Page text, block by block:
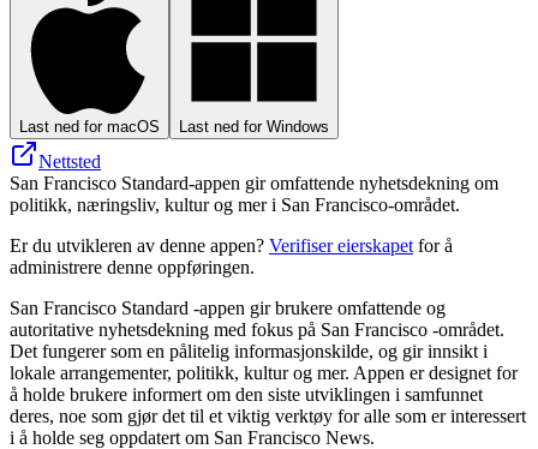
Last ned for macOS Last ned for Windows
Nettsted
San Francisco Standard-appen gir omfattende nyhetsdekning om
politikk, næringsliv, kultur og mer i San Francisco-området.
Er du utvikleren av denne appen? Verifiser eierskapet for å
administrere denne oppføringen.
San Francisco Standard -appen gir brukere omfattende og
autoritative nyhetsdekning med fokus på San Francisco -området.
Det fungerer som en pålitelig informasjonskilde, og gir innsikt i
lokale arrangementer, politikk, kultur og mer. Appen er designet for
å holde brukere informert om den siste utviklingen i samfunnet
deres, noe som gjør det til et viktig verktøy for alle som er interessert
i å holde seg oppdatert om San Francisco News.